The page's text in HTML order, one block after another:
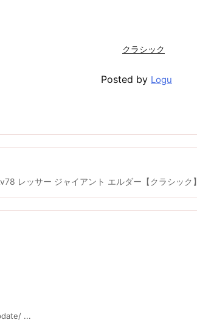
クラシック
Posted by Logu
レッサー ジャイアント エルダー【クラシック】
...